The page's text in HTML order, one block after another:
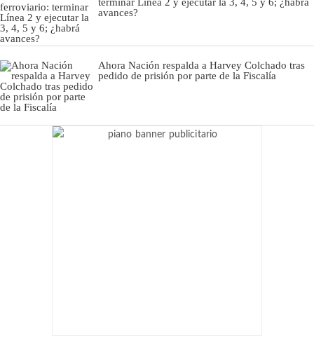
avances?
Ahora Nación respalda a Harvey Colchado tras
pedido de prisión por parte de la Fiscalía